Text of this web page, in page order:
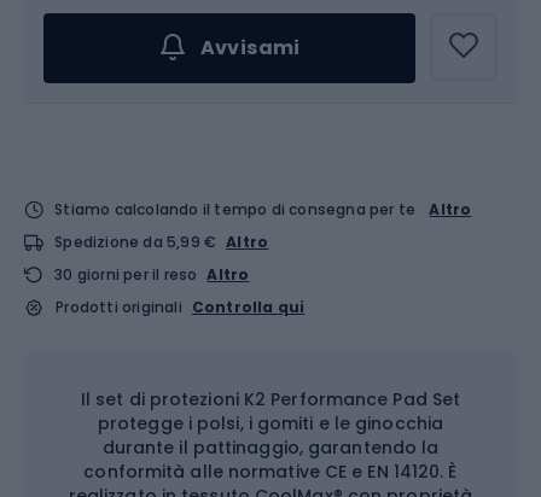
Avvisami
Stiamo calcolando il tempo di consegna per te
Altro
Spedizione da 5,99 € Altro
30 giorni per il reso Altro
Prodotti originali Controlla qui
Il set di protezioni K2 Performance Pad Set
protegge i polsi, i gomiti e le ginocchia
durante il pattinaggio, garantendo la
conformità alle normative CE e EN 14120. È